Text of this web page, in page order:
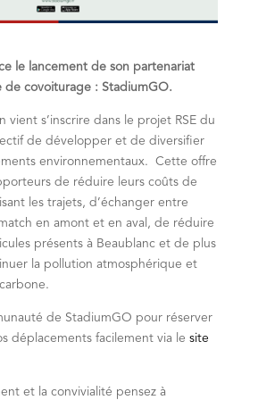
le lancement de son partenariat
de covoiturage : StadiumGO.
vient s’inscrire dans le projet RSE du
de développer et de diversifier
environnementaux.
Cette offre
de réduire leurs coûts de
les trajets, d’échanger entre
en amont et en aval, de réduire
présents à Beaublanc et de plus
la pollution atmosphérique et
de StadiumGO pour réserver
déplacements facilement via le site
et la convivialité pensez à